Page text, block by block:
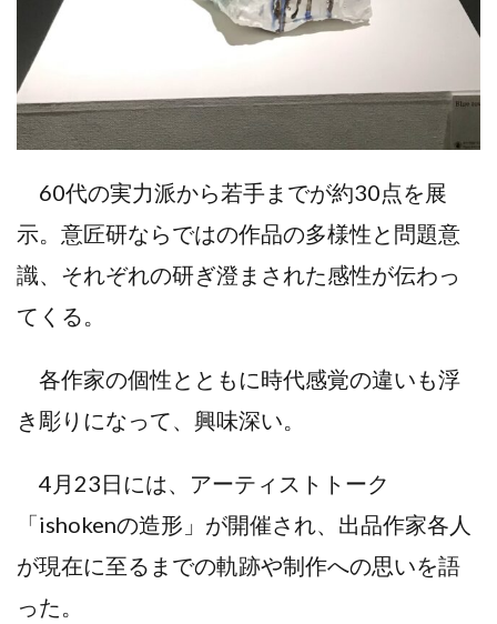
60代の実力派から若手までが約30点を展
示。意匠研ならではの作品の多様性と問題意
識、それぞれの研ぎ澄まされた感性が伝わっ
てくる。
各作家の個性とともに時代感覚の違いも浮
き彫りになって、興味深い。
4月23日には、アーティストトーク
「ishokenの造形」が開催され、出品作家各人
が現在に至るまでの軌跡や制作への思いを語
った。